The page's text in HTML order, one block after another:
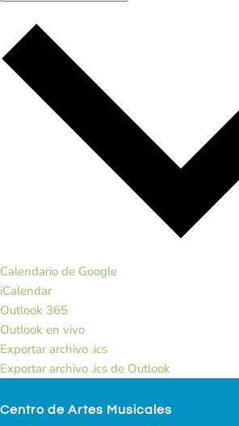
Calendario de Google
iCalendar
Outlook 365
Outlook en vivo
Exportar archivo .ics
Exportar archivo .ics de Outlook
Centro de Artes Musicales